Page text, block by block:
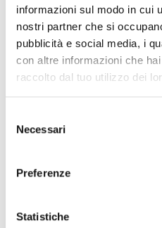
informazioni sul modo in cui
nostri partner che si
pubblicità e social media, i
con altre informazioni che
raccolto dal tuo utilizzo dei
delNecessari
Preferenze
Statistiche
instalaciones
combinan un diseño
rendimiento acústico